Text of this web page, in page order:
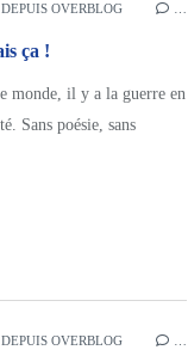
OVERBLOG
ça !
monde, il y a la guerre en
Sans poésie, sans
OVERBLOG